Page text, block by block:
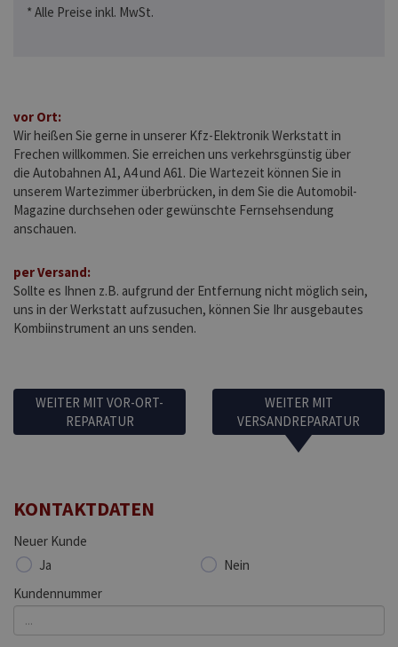
* Alle Preise inkl. MwSt.
vor Ort:
Wir heißen Sie gerne in unserer Kfz-Elektronik Werkstatt in
Frechen willkommen. Sie erreichen uns verkehrsgünstig über
die Autobahnen A1, A4 und A61. Die Wartezeit können Sie in
unserem Wartezimmer überbrücken, in dem Sie die Automobil-
Magazine durchsehen oder gewünschte Fernsehsendung
anschauen.
per Versand:
Sollte es Ihnen z.B. aufgrund der Entfernung nicht möglich sein,
uns in der Werkstatt aufzusuchen, können Sie Ihr ausgebautes
Kombiinstrument an uns senden.
WEITER MIT VOR-ORT-
REPARATUR
WEITER MIT
VERSANDREPARATUR
KONTAKTDATEN
Neuer Kunde
Ja
Nein
Kundennummer